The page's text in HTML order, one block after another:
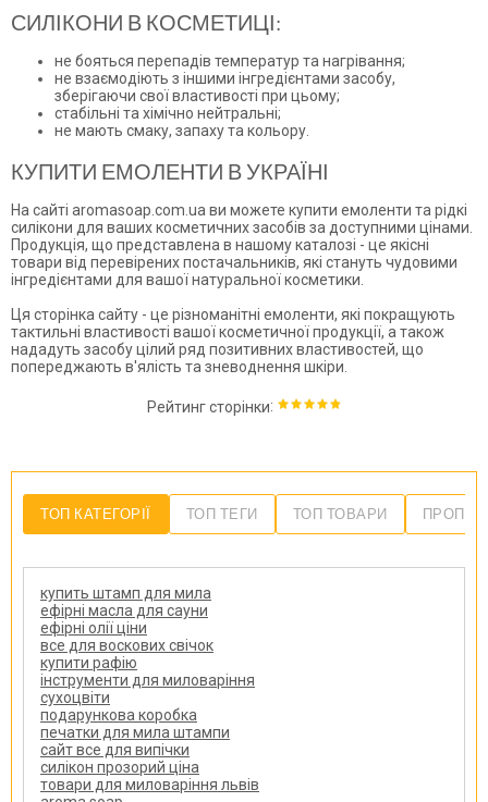
СИЛІКОНИ В КОСМЕТИЦІ:
не бояться перепадів температур та нагрівання;
не взаємодіють з іншими інгредієнтами засобу,
зберігаючи свої властивості при цьому;
стабільні та хімічно нейтральні;
не мають смаку, запаху та кольору.
КУПИТИ ЕМОЛЕНТИ В УКРАЇНІ
На сайті aromasoap.com.ua ви можете купити емоленти та рідкі
силікони для ваших косметичних засобів за доступними цінами.
Продукція, що представлена в нашому каталозі - це якісні
товари від перевірених постачальників, які стануть чудовими
інгредієнтами для вашої натуральної косметики.
Ця сторінка сайту - це різноманітні емоленти, які покращують
тактильні властивості вашої косметичної продукції, а також
нададуть засобу цілий ряд позитивних властивостей, що
попереджають в'ялість та зневоднення шкіри.
Рейтинг сторінки:
ТОП КАТЕГОРІЇ ТОП ТЕГИ ТОП ТОВАРИ
купить штамп для мила
ефірні масла для сауни
ефірні олії ціни
все для воскових свічок
купити рафію
інструменти для миловаріння
сухоцвіти
подарункова коробка
печатки для мила штампи
сайт все для випічки
силікон прозорий ціна
товари для миловаріння львів